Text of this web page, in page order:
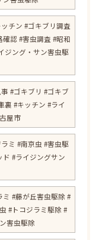
チン #ゴキブリ調査
認 #害虫調査 #昭和
ジング・サン害虫駆
#ゴキブリ #ゴキブ
裏 #キッチン #ライ
屋市
ミ #南京虫 #害虫駆
ド #ライジングサン
#藤が丘害虫駆除 #
#トコジラミ駆除 #
害虫駆除